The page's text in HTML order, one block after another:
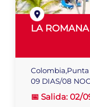
LA ROMANA
09 DIAS/08
📅 Salida: 02/